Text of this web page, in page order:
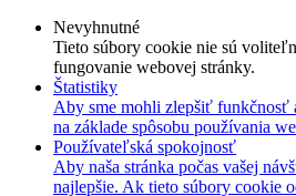
Nevyhnutné
Tieto súbory cookie nie sú
fungovanie webovej stránky.
Štatistiky
Aby sme mohli zlepšiť funkčnosť
na základe spôsobu používania
Používateľská spokojnosť
Aby naša stránka počas vašej
najlepšie. Ak tieto súbory cookie